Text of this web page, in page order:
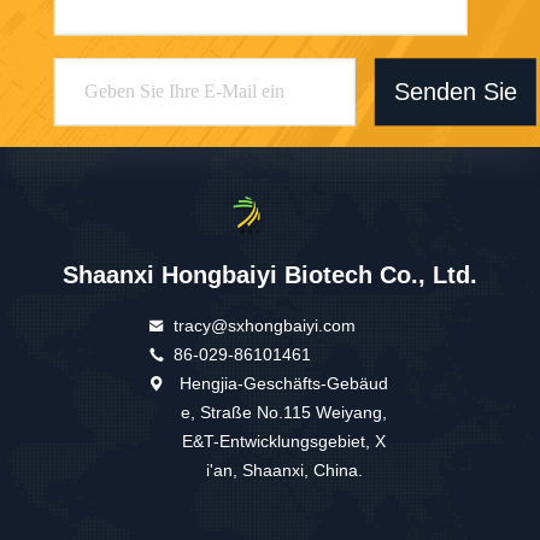
Senden Sie
Shaanxi Hongbaiyi Biotech Co., Ltd.
tracy@sxhongbaiyi.com
86-029-86101461
Hengjia-Geschäfts-Gebäud
e, Straße No.115 Weiyang,
E&T-Entwicklungsgebiet, X
i'an, Shaanxi, China.